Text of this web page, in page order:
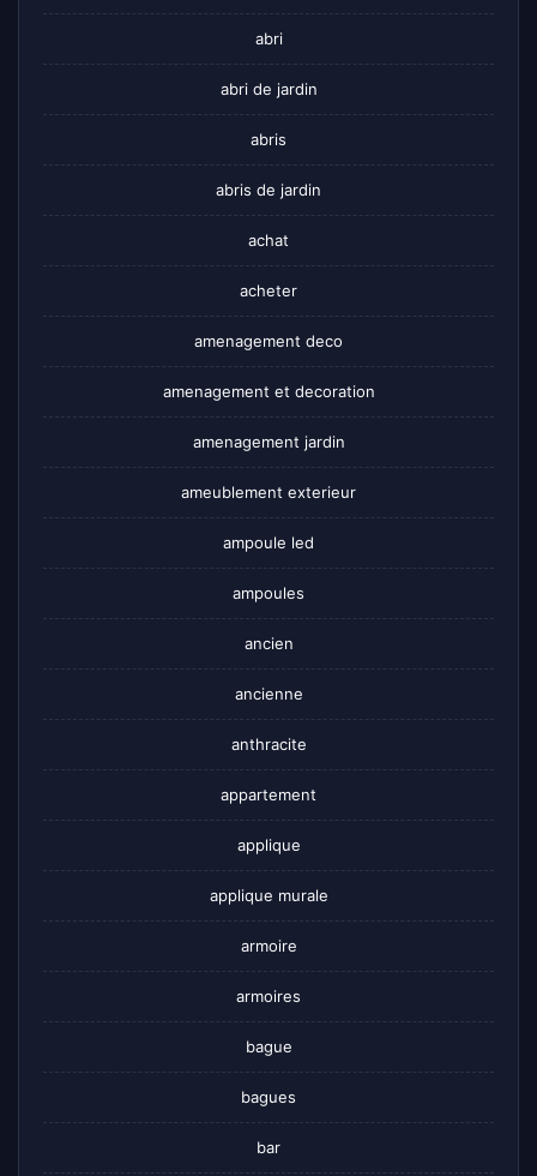
abri
abri de jardin
abris
abris de jardin
achat
acheter
amenagement deco
amenagement et decoration
amenagement jardin
ameublement exterieur
ampoule led
ampoules
ancien
ancienne
anthracite
appartement
applique
applique murale
armoire
armoires
bague
bagues
bar